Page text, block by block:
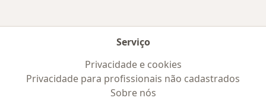
Serviço
Privacidade e cookies
Privacidade para profissionais não cadastrados
Sobre nós